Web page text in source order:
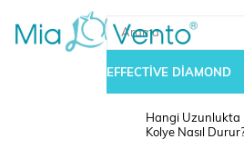
EFFECTİVE DİAMOND
Hangi Uzunlukta
Kolye Nasıl